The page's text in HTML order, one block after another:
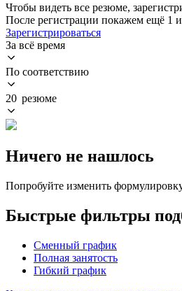
Чтобы видеть все резюме,
После регистрации покажем ещё 1
Зарегистрироваться
За всё время
По соответствию
20 резюме
Ничего не нашлось
Попробуйте изменить
Быстрые фильтры
Сменный график
Полная занятость
Гибкий график